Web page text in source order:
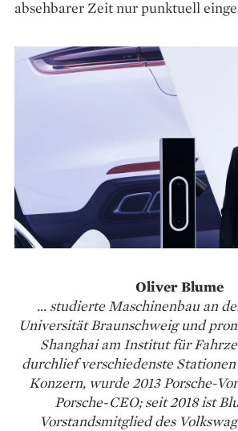
absehbarer Zeit nur punktuell
Oliver Blume
... studierte Maschinenbau an
Universität Braunschweig und
Shanghai am Institut für
durchlief verschiedenste
Konzern, wurde 2013 Porsche-
Porsche-CEO; seit 2018 ist
Vorstandsmitglied des